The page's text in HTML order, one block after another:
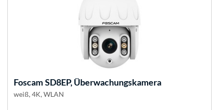
FoscamSD8EP, Überwachungskamera
weiß, 4K, WLAN